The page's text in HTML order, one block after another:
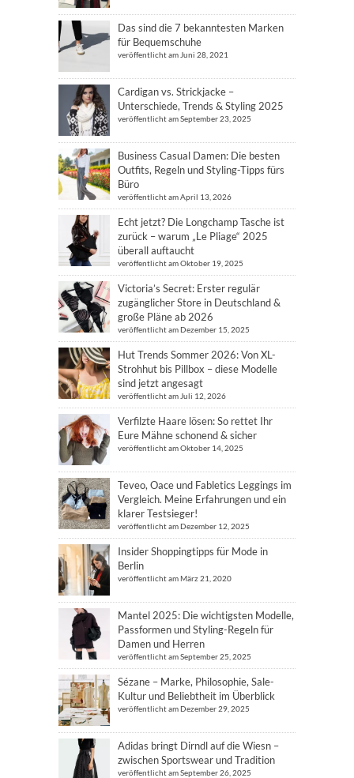
Das sind die 7 bekanntesten Marken
für Bequemschuhe
veröffentlicht am Juni 28, 2021
Cardigan vs. Strickjacke –
Unterschiede, Trends & Styling 2025
veröffentlicht am September 23, 2025
Business Casual Damen: Die besten
Outfits, Regeln und Styling-Tipps fürs
Büro
veröffentlicht am April 13, 2026
Echt jetzt? Die Longchamp Tasche ist
zurück – warum „Le Pliage“ 2025
überall auftaucht
veröffentlicht am Oktober 19, 2025
Victoria’s Secret: Erster regulär
zugänglicher Store in Deutschland &
große Pläne ab 2026
veröffentlicht am Dezember 15, 2025
Hut Trends Sommer 2026: Von XL-
Strohhut bis Pillbox – diese Modelle
sind jetzt angesagt
veröffentlicht am Juli 12, 2026
Verfilzte Haare lösen: So rettet Ihr
Eure Mähne schonend & sicher
veröffentlicht am Oktober 14, 2025
Teveo, Oace und Fabletics Leggings im
Vergleich. Meine Erfahrungen und ein
klarer Testsieger!
veröffentlicht am Dezember 12, 2025
Insider Shoppingtipps für Mode in
Berlin
veröffentlicht am März 21, 2020
Mantel 2025: Die wichtigsten Modelle,
Passformen und Styling-Regeln für
Damen und Herren
veröffentlicht am September 25, 2025
Sézane – Marke, Philosophie, Sale-
Kultur und Beliebtheit im Überblick
veröffentlicht am Dezember 29, 2025
Adidas bringt Dirndl auf die Wiesn –
zwischen Sportswear und Tradition
veröffentlicht am September 26, 2025